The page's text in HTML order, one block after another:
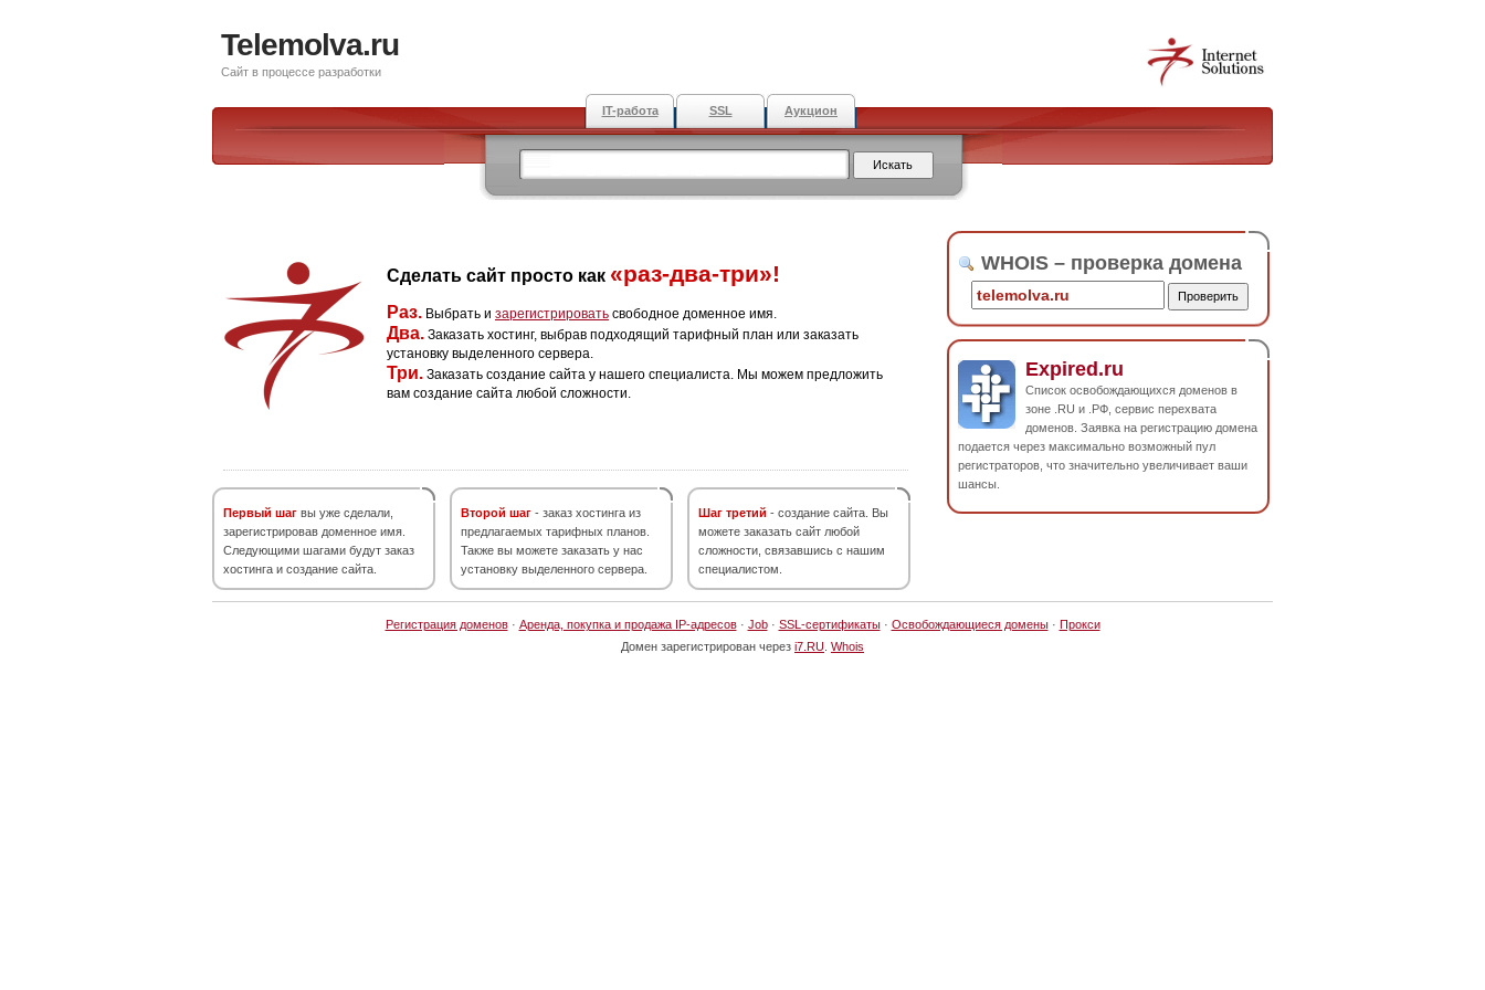
Telemolva.ru
Сайт в процессе разработки
IT-работа SSL Аукцион
Сделать сайт просто как «раз-два-три»!
Раз. Выбрать и зарегистрировать свободное доменное имя.
Два. Заказать хостинг, выбрав подходящий тарифный план или заказать
установку выделенного сервера.
Три. Заказать создание сайта у нашего специалиста. Мы можем предложить
вам создание сайта любой сложности.
Первый шаг вы уже сделали,
зарегистрировав доменное имя.
Следующими шагами будут заказ
хостинга и создание сайта.
Второй шаг - заказ хостинга из
предлагаемых тарифных планов.
Также вы можете заказать у нас
установку выделенного сервера.
Шаг третий - создание сайта. Вы
можете заказать сайт любой
сложности, связавшись с нашим
специалистом.
WHOIS – проверка домена
Expired.ru
Список освобождающихся доменов в
зоне .RU и .РФ, сервис перехвата
доменов. Заявка на регистрацию домена
подается через максимально возможный пул
регистраторов, что значительно увеличивает ваши
шансы.
Регистрация доменов· Аренда, покупка и продажа IP-адресов· Job· SSL-сертификаты· Освобождающиеся домены· Прокси
Домен зарегистрирован через i7.RU Whois